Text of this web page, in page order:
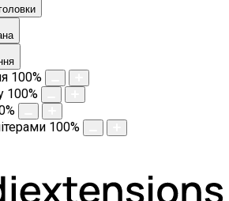
100%
100%
%
100%